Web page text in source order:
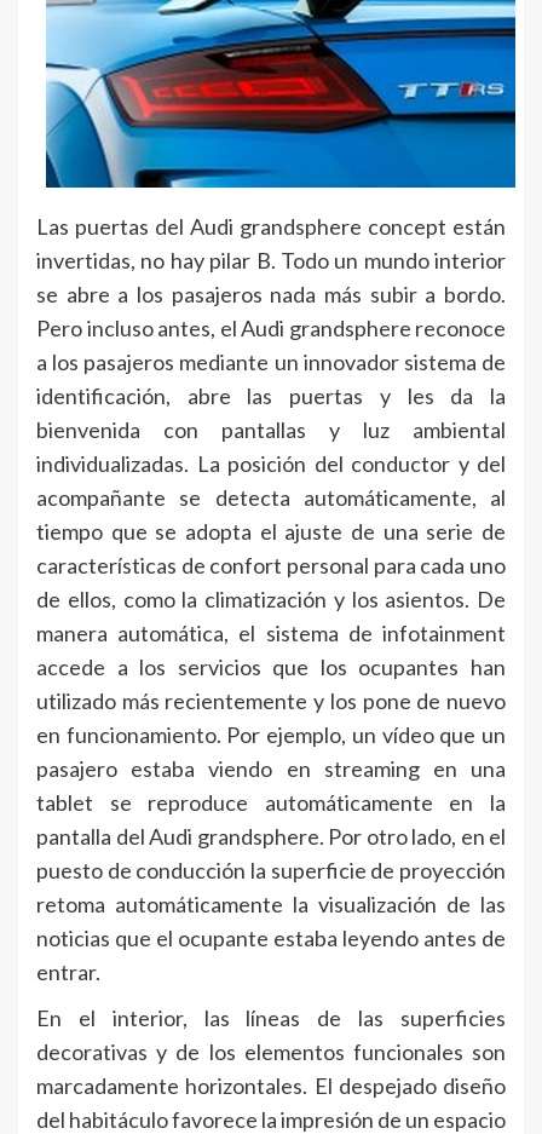
Las puertas del Audi grandsphere concept están
invertidas, no hay pilar B. Todo un mundo interior
se abre a los pasajeros nada más subir a bordo.
Pero incluso antes, el Audi grandsphere reconoce
a los pasajeros mediante un innovador sistema de
identificación, abre las puertas y les da la
bienvenida con pantallas y luz ambiental
individualizadas. La posición del conductor y del
acompañante se detecta automáticamente, al
tiempo que se adopta el ajuste de una serie de
características de confort personal para cada uno
de ellos, como la climatización y los asientos. De
manera automática, el sistema de infotainment
accede a los servicios que los ocupantes han
utilizado más recientemente y los pone de nuevo
en funcionamiento. Por ejemplo, un vídeo que un
pasajero estaba viendo en streaming en una
tablet se reproduce automáticamente en la
pantalla del Audi grandsphere. Por otro lado, en el
puesto de conducción la superficie de proyección
retoma automáticamente la visualización de las
noticias que el ocupante estaba leyendo antes de
entrar.
En el interior, las líneas de las superficies
decorativas y de los elementos funcionales son
marcadamente horizontales. El despejado diseño
del habitáculo favorece la impresión de un espacio